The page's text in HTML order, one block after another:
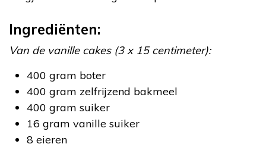
Ingrediënten:
Van de vanille cakes (3 x 15 centimeter):
400 gram boter
400 gram zelfrijzend bakmeel
400 gram suiker
16 gram vanille suiker
8 eieren